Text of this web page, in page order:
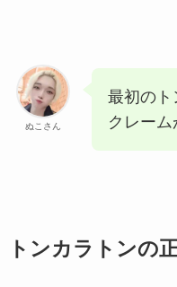
ぬこさん
最初のト
クレーム
トンカラトンの